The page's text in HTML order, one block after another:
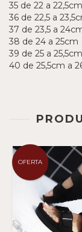
35 de 22 a 22,5cm
36 de 22,5 a
37 de 23,5 a
38 de 24 a 25cm
39 de 25 a 25,5cm
40 de 25,5cm a
OFERTA